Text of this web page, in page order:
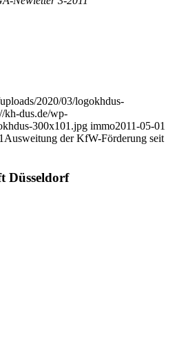
2020/03/logokhdus-
kh-dus.de/wp-
300x101.jpg immo2011-05-01
Ausweitung der KfW-Förderung seit
Düsseldorf